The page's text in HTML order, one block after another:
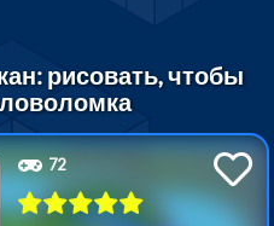
рисовать, чтобы
72